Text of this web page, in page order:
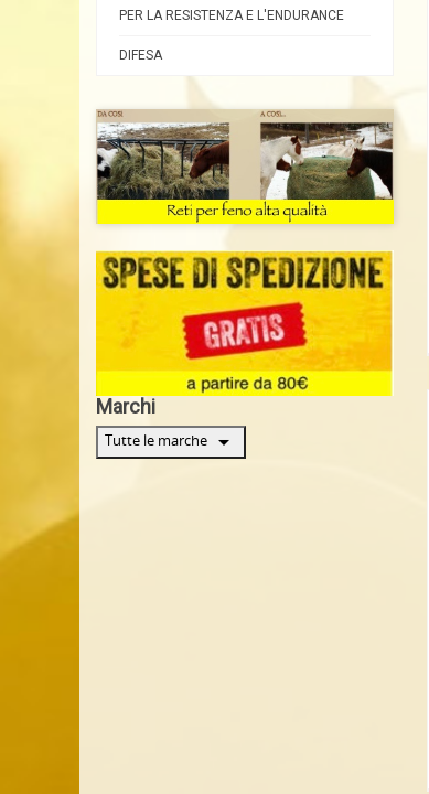
PER LA RESISTENZA E L'ENDURANCE
DIFESA
Marchi
Tutte le marche arrow_drop_down